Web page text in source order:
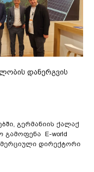
დანერგვის
გერმანიის ქალაქ
გამოფენა E-world
დირექტორი